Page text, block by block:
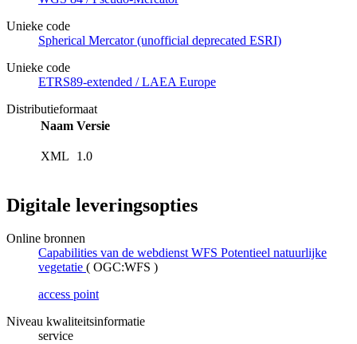
Unieke code
Spherical Mercator (unofficial deprecated ESRI)
Unieke code
ETRS89-extended / LAEA Europe
Distributieformaat
Naam Versie
XML 1.0
Digitale leveringsopties
Online bronnen
Capabilities van de webdienst WFS Potentieel natuurlijke
vegetatie ( OGC:WFS )
access point
Niveau kwaliteitsinformatie
service